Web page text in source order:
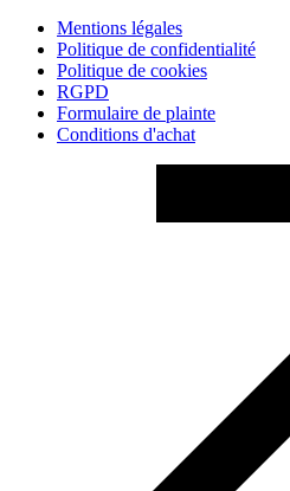
Mentions légales
Politique de confidentialité
Politique de cookies
RGPD
Formulaire de plainte
Conditions d'achat